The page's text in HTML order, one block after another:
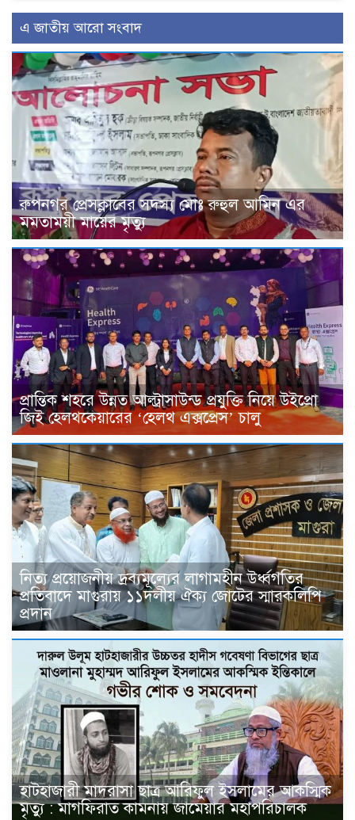
এ জাতীয় আরো সংবাদ
রুপনগর প্রেসক্লাবের সদস্য মোঃ রুহুল আমিন এর
মমতাময়ী মায়ের মৃত্যু
প্রান্তিক শহরে উন্নত আল্ট্রাসাউন্ড প্রযুক্তি নিয়ে উইপ্রো
জিই হেলথকেয়ারের ‘হেলথ এক্সপ্রেস’ চালু
নিত্য প্রয়োজনীয় দ্রব্যমূল্যের লাগামহীন উর্ধ্বগতির
প্রতিবাদে মাগুরায় ১১দলীয় ঐক্য জোটের স্মারকলিপি
প্রদান
হাটহাজারী মাদরাসা ছাত্র আরিফুল ইসলামের আকস্মিক
মৃত্যু : মাগফিরাত কামনায় জামেয়ার মহাপরিচালক